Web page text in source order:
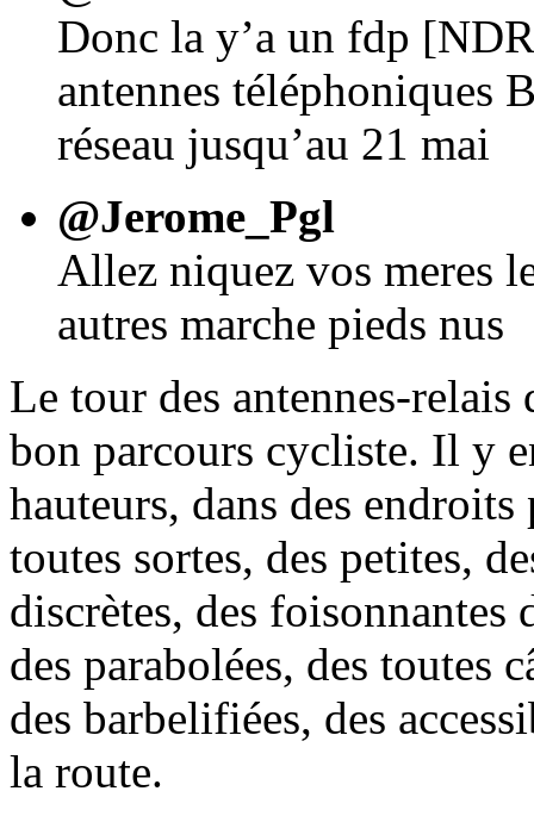
Donc la y’a un fdp
antennes téléphoniques
réseau jusqu’au 21 mai
@Jerome_Pgl
Allez niquez vos meres
autres marche pieds nus
Le tour des antennes-
bon parcours cycliste. Il y
hauteurs, dans des
toutes sortes, des petites,
discrètes, des foisonnantes
des parabolées, des toutes
des barbelifiées, des
la route.